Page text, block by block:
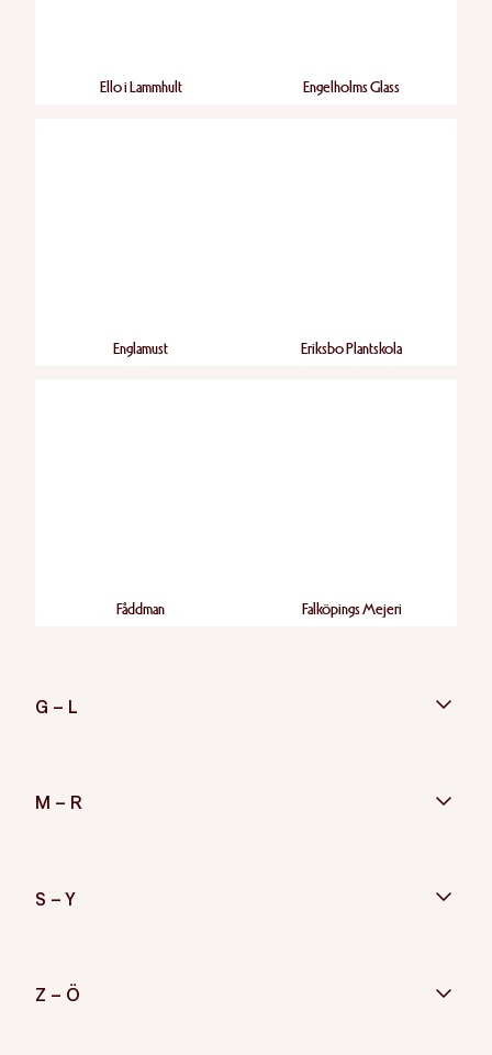
Ello i Lammhult Engelholms Glass
Englamust Eriksbo Plantskola
Fåddman Falköpings Mejeri
G – L
M – R
S – Y
Z – Ö